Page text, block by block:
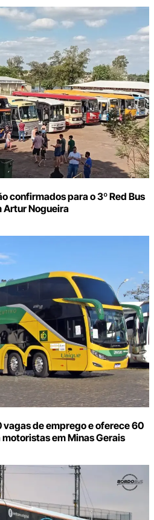
confirmados para o 3º Red Bus
Artur Nogueira
vagas de emprego e oferece 60
em Minas Gerais